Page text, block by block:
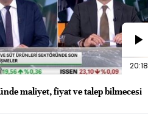
20:18
maliyet, fiyat ve talep bilmecesi